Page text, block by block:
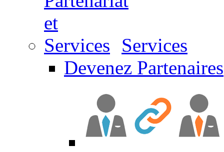
Services
Devenez Partenaires